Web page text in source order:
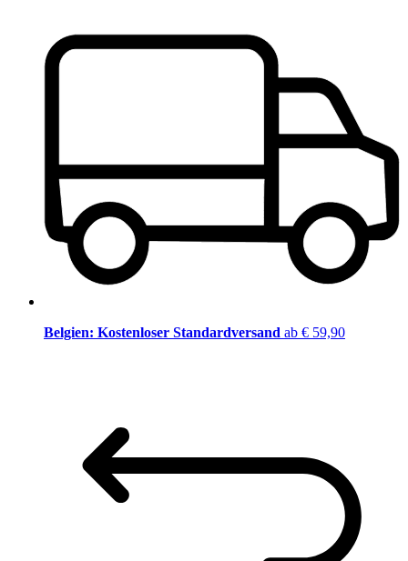
Belgien: Kostenloser Standardversand ab € 59,90